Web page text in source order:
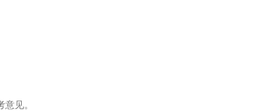
见。